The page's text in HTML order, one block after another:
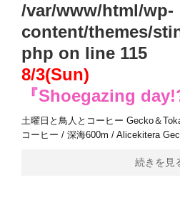
/var/www/html/wp-
content/themes/
php on line 115
8/3(Sun)
『Shoegazing
土曜日と鳥人とコーヒー Gecko＆
コーヒー / 深海600m / Alicekitera
続きを見